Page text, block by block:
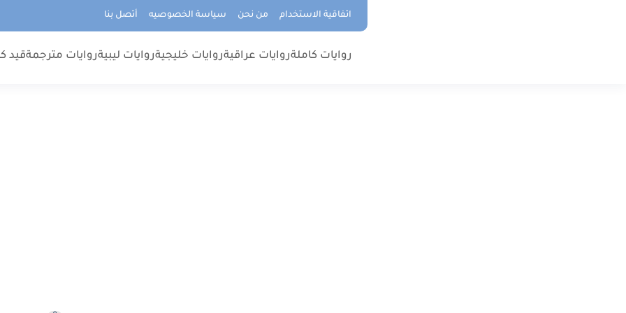
اتفاقية الاستخدام من نحن سياسة الخصوصيه أتصل بنا
روايات كاملةروايات عراقيةروايات خليجيةروايات ليبيةروايات مترجمةقيد